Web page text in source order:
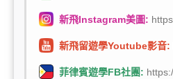
新飛Instagram美圖:
新飛留遊學Youtube影音:
菲律賓遊學FB社團: